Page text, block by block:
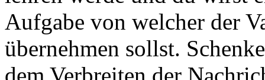
Aufgabe von welcher der
übernehmen sollst.